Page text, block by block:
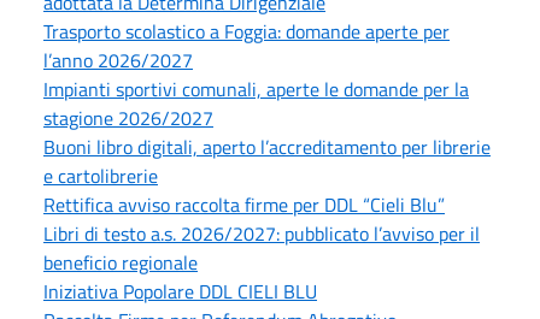
Trasporto scolastico a Foggia: domande aperte per
l’anno 2026/2027
Impianti sportivi comunali, aperte le domande per la
stagione 2026/2027
Buoni libro digitali, aperto l’accreditamento per librerie
e cartolibrerie
Rettifica avviso raccolta firme per DDL “Cieli Blu”
Libri di testo a.s. 2026/2027: pubblicato l’avviso per il
beneficio regionale
Iniziativa Popolare DDL CIELI BLU